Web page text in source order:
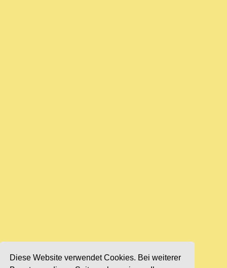
Diese Website verwendet Cookies. Bei weiterer